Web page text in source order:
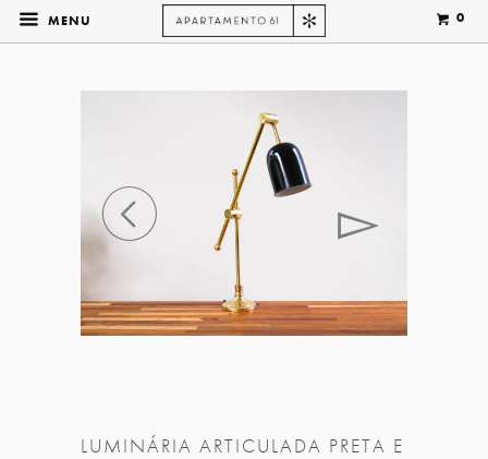
MENU 0
◅ ▻
LUMINÁRIA ARTICULADA PRETA E